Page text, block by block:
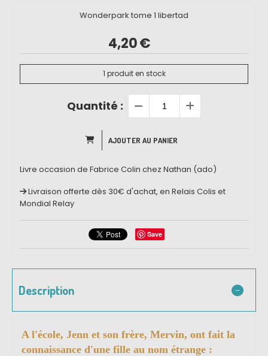
Wonderpark tome 1 libertad
4,20€
1 produit en stock
Quantité :
AJOUTER AU PANIER
Livre occasion de Fabrice Colin chez Nathan (ado)
Livraison offerte dès 30€ d'achat, en Relais Colis et
Mondial Relay
Save
Description
A l'école, Jenn et son frère, Mervin, ont fait la
connaissance d'une fille au nom étrange :